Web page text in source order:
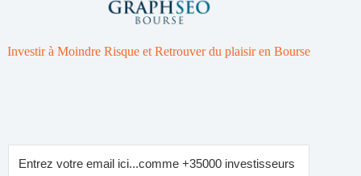
Investir à Moindre Risque et Retrouver du plaisir en Bourse